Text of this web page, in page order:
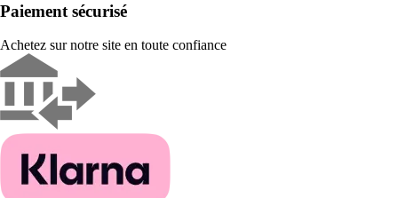
Paiement sécurisé
Achetez sur notre site en toute confiance